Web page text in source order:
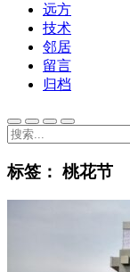
远方
技术
邻居
留言
归档
标签： 桃花节